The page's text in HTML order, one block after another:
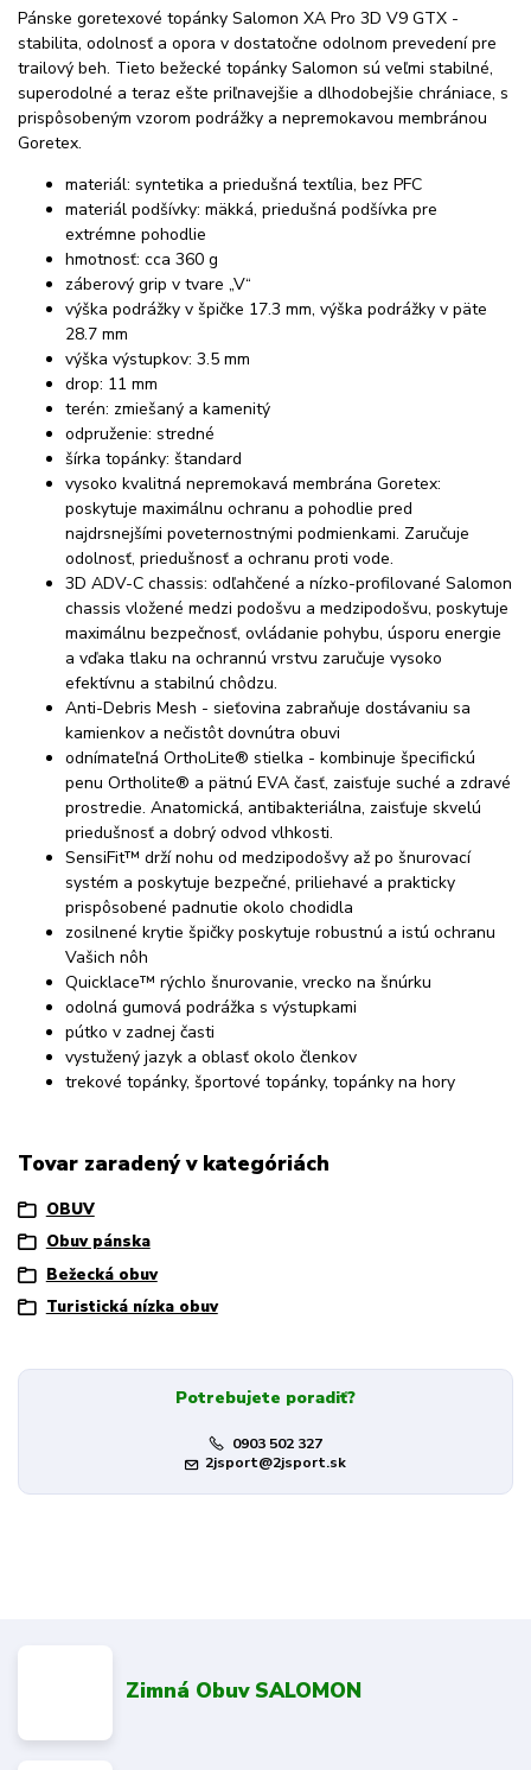
Pánske goretexové topánky Salomon XA Pro 3D V9 GTX -
stabilita, odolnosť a opora v dostatočne odolnom prevedení pre
trailový beh. Tieto bežecké topánky Salomon sú veľmi stabilné,
superodolné a teraz ešte priľnavejšie a dlhodobejšie chrániace, s
prispôsobeným vzorom podrážky a nepremokavou membránou
Goretex.
materiál: syntetika a priedušná textília, bez PFC
materiál podšívky: mäkká, priedušná podšívka pre
extrémne pohodlie
hmotnosť: cca 360 g
záberový grip v tvare „V“
výška podrážky v špičke 17.3 mm, výška podrážky v päte
28.7 mm
výška výstupkov: 3.5 mm
drop: 11 mm
terén: zmiešaný a kamenitý
odpruženie: stredné
šírka topánky: štandard
vysoko kvalitná nepremokavá membrána Goretex:
poskytuje maximálnu ochranu a pohodlie pred
najdrsnejšími poveternostnými podmienkami. Zaručuje
odolnosť, priedušnosť a ochranu proti vode.
3D ADV-C chassis: odľahčené a nízko-profilované Salomon
chassis vložené medzi podošvu a medzipodošvu, poskytuje
maximálnu bezpečnosť, ovládanie pohybu, úsporu energie
a vďaka tlaku na ochrannú vrstvu zaručuje vysoko
efektívnu a stabilnú chôdzu.
Anti-Debris Mesh - sieťovina zabraňuje dostávaniu sa
kamienkov a nečistôt dovnútra obuvi
odnímateľná OrthoLite® stielka - kombinuje špecifickú
penu Ortholite® a pätnú EVA časť, zaisťuje suché a zdravé
prostredie. Anatomická, antibakteriálna, zaisťuje skvelú
priedušnosť a dobrý odvod vlhkosti.
SensiFit™ drží nohu od medzipodošvy až po šnurovací
systém a poskytuje bezpečné, priliehavé a prakticky
prispôsobené padnutie okolo chodidla
zosilnené krytie špičky poskytuje robustnú a istú ochranu
Vašich nôh
Quicklace™ rýchlo šnurovanie, vrecko na šnúrku
odolná gumová podrážka s výstupkami
pútko v zadnej časti
vystužený jazyk a oblasť okolo členkov
trekové topánky, športové topánky, topánky na hory
Tovar zaradený v kategóriách
OBUV
Obuv pánska
Bežecká obuv
Turistická nízka obuv
Potrebujete poradiť?
0903 502 327
2jsport@2jsport.sk
Zimná Obuv SALOMON